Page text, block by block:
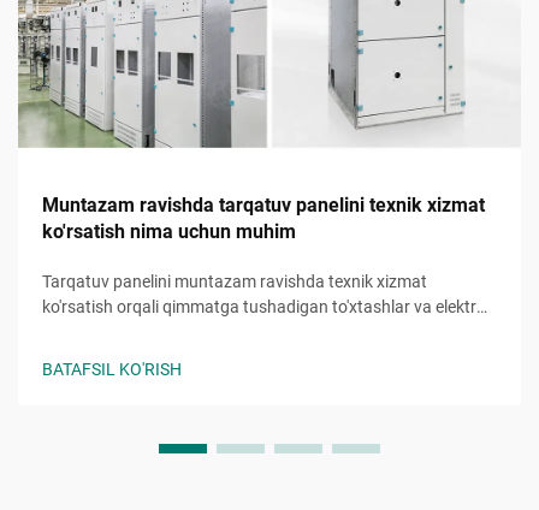
Muntazam ravishda tarqatuv panelini texnik xizmat
ko'rsatish nima uchun muhim
Tarqatuv panelini muntazam ravishda texnik xizmat
ko'rsatish orqali qimmatga tushadigan to'xtashlar va elektr
BATAFSIL KO'RISH